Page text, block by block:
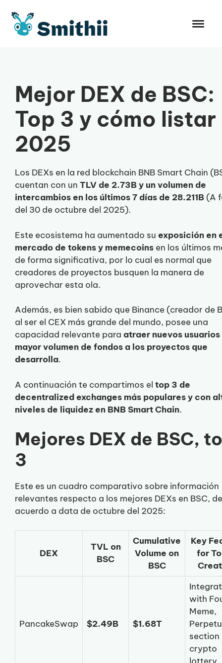
contenido
Mejor DEX de BSC:
Top 3 y cómo listar
2025
Los DEXs en la red blockchain BNB Smart Chain
cuentan con un TLV de 2.73B y un volumen de
intercambios en los últimos 7 días de 28.211B (A
del 30 de octubre del 2025).
Este ecosistema ha aumentado su exposición en
mercado de tokens y memecoins en los últimos
de forma significativa, por lo cual es normal que
creadores de proyectos busquen la manera de
aprovechar esta ola.
Además, es bien sabido que Binance (creador de
al ser el CEX más grande del mundo, posee una
capacidad relevante para atraer nuevos usuarios
mayor volumen de fondos a los proyectos que
desarrolla.
A continuación te compartimos el top 3 de
decentralized exchanges más populares y con
niveles de liquidez en BNB Smart Chain.
Mejores DEX de BSC,
3
Este es un cuadro comparativo sobre información
relevantes respecto a los mejores DEXs en BSC, de
acuerdo a data de octubre del 2025:
DEX
TVL on
BSC
Cumulative
Volume on
BSC
Key
for
PancakeSwap $2.49B $1.68T
with
Meme,
section
crypto
lottery